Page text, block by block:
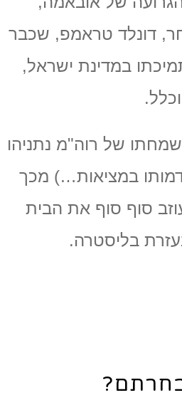
דונלד טראמפ, שכבר
במדינת ישראל,
של רוה"מ נתניהו
במציאות…) מכך
סוף סוף את הבית
בליסטרה.